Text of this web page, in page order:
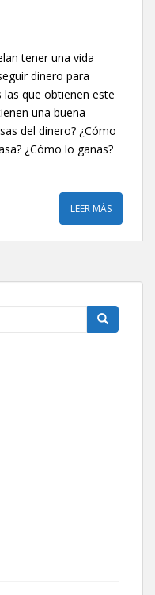
tener una vida
dinero para
que obtienen este
una buena
del dinero? ¿Cómo
¿Cómo lo ganas?
LEER MÁS